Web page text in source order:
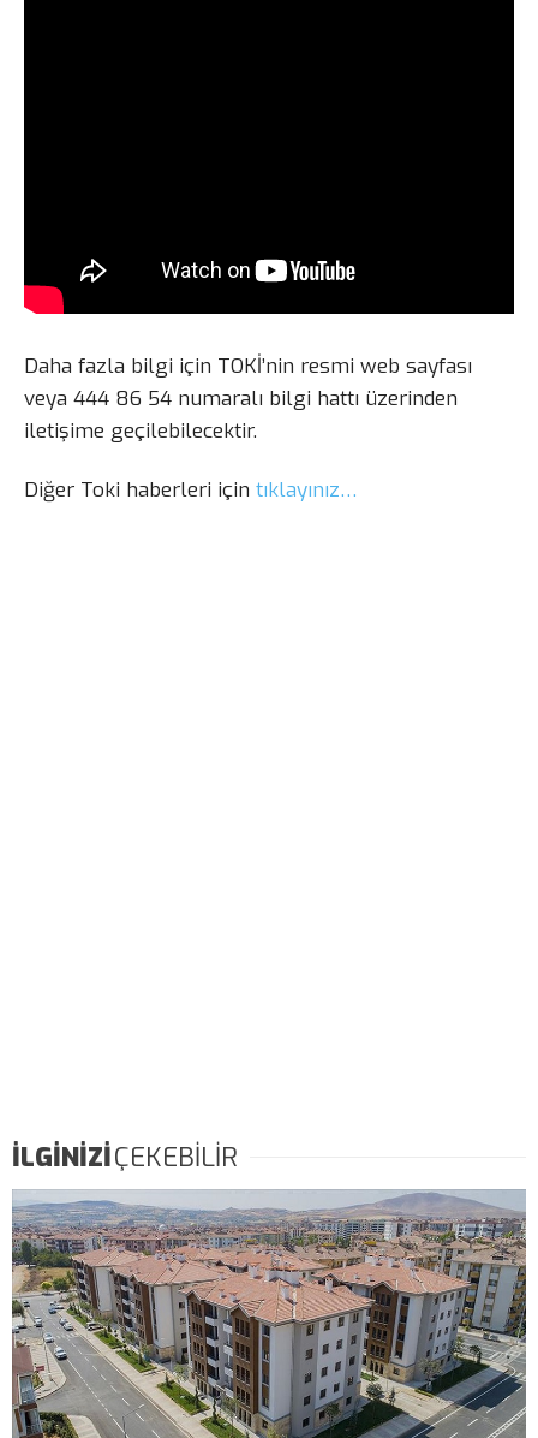
Daha fazla bilgi için TOKİ’nin resmi web sayfası
veya 444 86 54 numaralı bilgi hattı üzerinden
iletişime geçilebilecektir.
Diğer Toki haberleri için tıklayınız…
İLGİNİZİÇEKEBİLİR